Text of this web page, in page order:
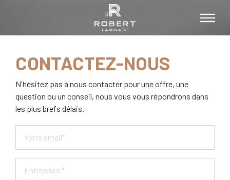
CONTACTEZ-NOUS
N'hésitez pas à nous contacter pour une offre, une
question ou un conseil, nous vous vous répondrons dans
les plus brefs délais.